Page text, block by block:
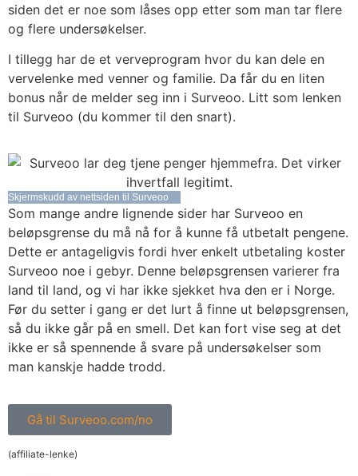
siden det er noe som låses opp etter som man tar flere
og flere undersøkelser.
I tillegg har de et verveprogram hvor du kan dele en
vervelenke med venner og familie. Da får du en liten
bonus når de melder seg inn i Surveoo. Litt som lenken
til Surveoo (du kommer til den snart).
Som mange andre lignende sider har Surveoo en
beløpsgrense du må nå for å kunne få utbetalt pengene.
Dette er antageligvis fordi hver enkelt utbetaling koster
Surveoo noe i gebyr. Denne beløpsgrensen varierer fra
land til land, og vi har ikke sjekket hva den er i Norge.
Før du setter i gang er det lurt å finne ut beløpsgrensen,
så du ikke går på en smell. Det kan fort vise seg at det
ikke er så spennende å svare på undersøkelser som
man kanskje hadde trodd.
Gå til Surveoo.com/no
(affiliate-lenke)
Skjermskudd av nettsiden til Surveoo